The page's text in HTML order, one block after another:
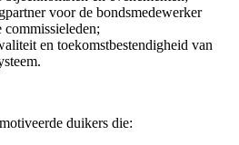
voor de bondsmedewerker
commissieleden;
en toekomstbestendigheid van
duikers die: